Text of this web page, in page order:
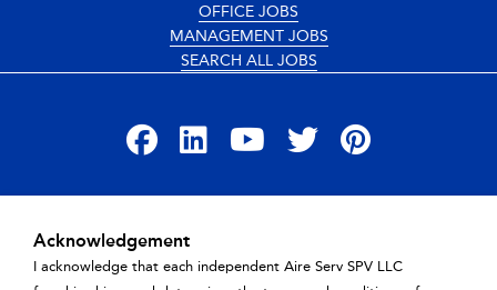
OFFICE JOBS
MANAGEMENT JOBS
SEARCH ALL JOBS
FacebookLinkedIn YouTube Twitter
PRIVACY POLICY
ACCESSIBILITY
Acknowledgement
I acknowledge that each independent Aire Serv SPV LLC